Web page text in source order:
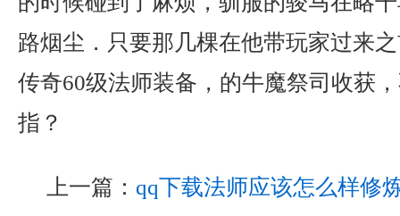
路烟尘．只要那几棵在他带玩家过来
传奇60级法师装备，的牛魔祭司收获
指？
上一篇： qq下载法师应该怎么样修